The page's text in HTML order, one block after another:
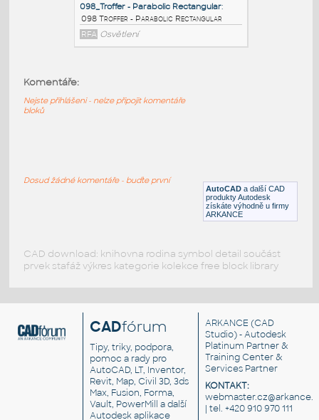
Styky podlahy - detaily
DWG Podlahy
DWG
Konstrukční detaily
AutoCAD a další CAD
produkty Autodesk
získáte výhodně u firmy
ARKANCE
Komentáře:
Nejste přihlášeni - nelze připojit komentáře
bloků
Dosud žádné komentáře - buďte první
CAD download: knihovna rodina symbol detail součást
prvek stafáž výkres kategorie kolekce free block library
CADfórum
Tipy, triky, podpora,
pomoc a rady pro
AutoCAD, LT, Inventor,
Revit, Map, Civil 3D, 3ds
Max, Fusion, Forma,
Vault, PowerMill a další
Autodesk aplikace
ARKANCE (CAD
Studio) - Autodesk
Platinum Partner &
Training Center &
Services Partner
KONTAKT:
| tel. +420 910 970 111